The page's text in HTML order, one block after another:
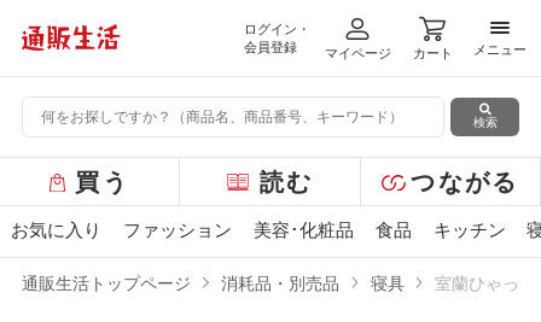
ログイン・
会員登録
マイページ カート
メニ
メニュー
検索
ー
バ
買う 読む つながる
お気に入り ファッション 美容･化粧品 食品 キッチン
通販生活トップページ 消耗品・別売品 寝具 室蘭ひゃっ